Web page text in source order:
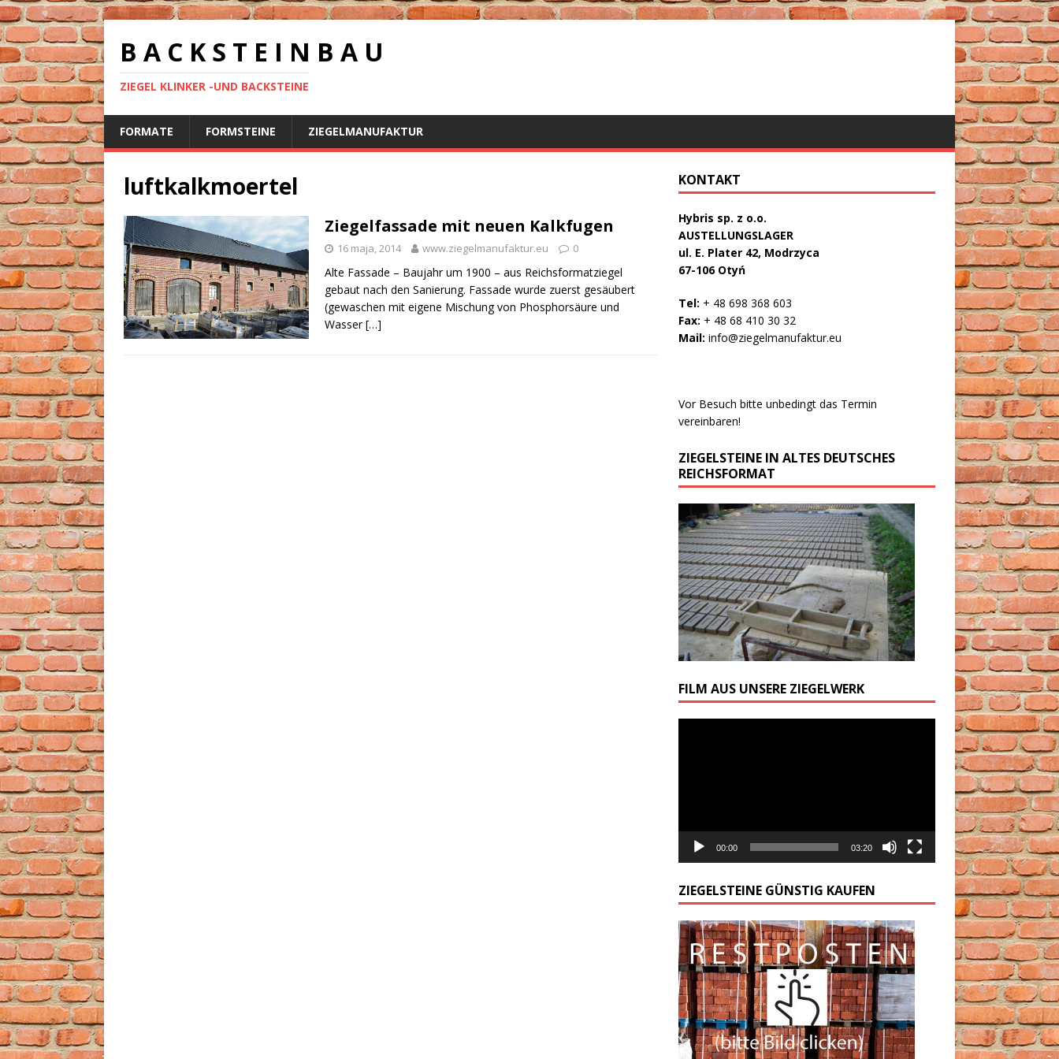
B A C K S T E I N B A U
ZIEGEL KLINKER -UND BACKSTEINE
FORMATE FORMSTEINE ZIEGELMANUFAKTUR
luftkalkmoertel
Ziegelfassade mit neuen Kalkfugen
16 maja, 2014 www.ziegelmanufaktur.eu 0
Alte Fassade – Baujahr um 1900 – aus Reichsformatziegel
gebaut nach den Sanierung. Fassade wurde zuerst gesäubert
(gewaschen mit eigene Mischung von Phosphorsäure und
Wasser[…]
KONTAKT
Hybris sp. z o.o.
AUSTELLUNGSLAGER
ul. E. Plater 42, Modrzyca
67-106 Otyń
Tel: + 48 698 368 603
Fax: + 48 68 410 30 32
Mail: info@ziegelmanufaktur.eu
Vor Besuch bitte unbedingt das Termin
vereinbaren!
ZIEGELSTEINE IN ALTES DEUTSCHES
REICHSFORMAT
FILM AUS UNSERE ZIEGELWERK
00:00 03:20
ZIEGELSTEINE GÜNSTIG KAUFEN